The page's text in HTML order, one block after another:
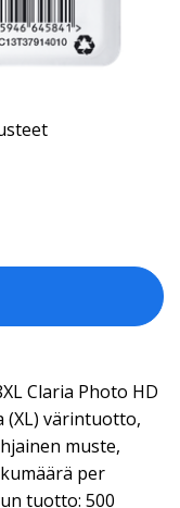
Claria Photo HD
(XL) värintuotto,
muste,
per
tuotto: 500